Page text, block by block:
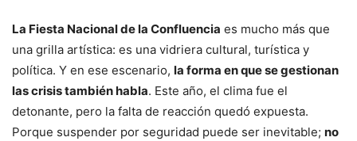
La Fiesta Nacional de la Confluencia es mucho más que
una grilla artística: es una vidriera cultural, turística y
política. Y en ese escenario, la forma en que se gestionan
las crisis también habla. Este año, el clima fue el
detonante, pero la falta de reacción quedó expuesta.
Porque suspender por seguridad puede ser inevitable; no